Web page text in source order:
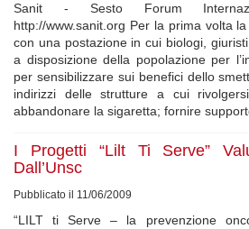
Sanit - Sesto Forum
http://www.sanit.org Per la prima volta
con una postazione in cui biologi,
a disposizione della popolazione per
per sensibilizzare sui benefici dello
indirizzi delle strutture a cui
abbandonare la sigaretta; fornire
I Progetti “Lilt Ti Serve”
Dall’Unsc
Pubblicato il 11/06/2009
“LILT ti Serve – la prevenzione